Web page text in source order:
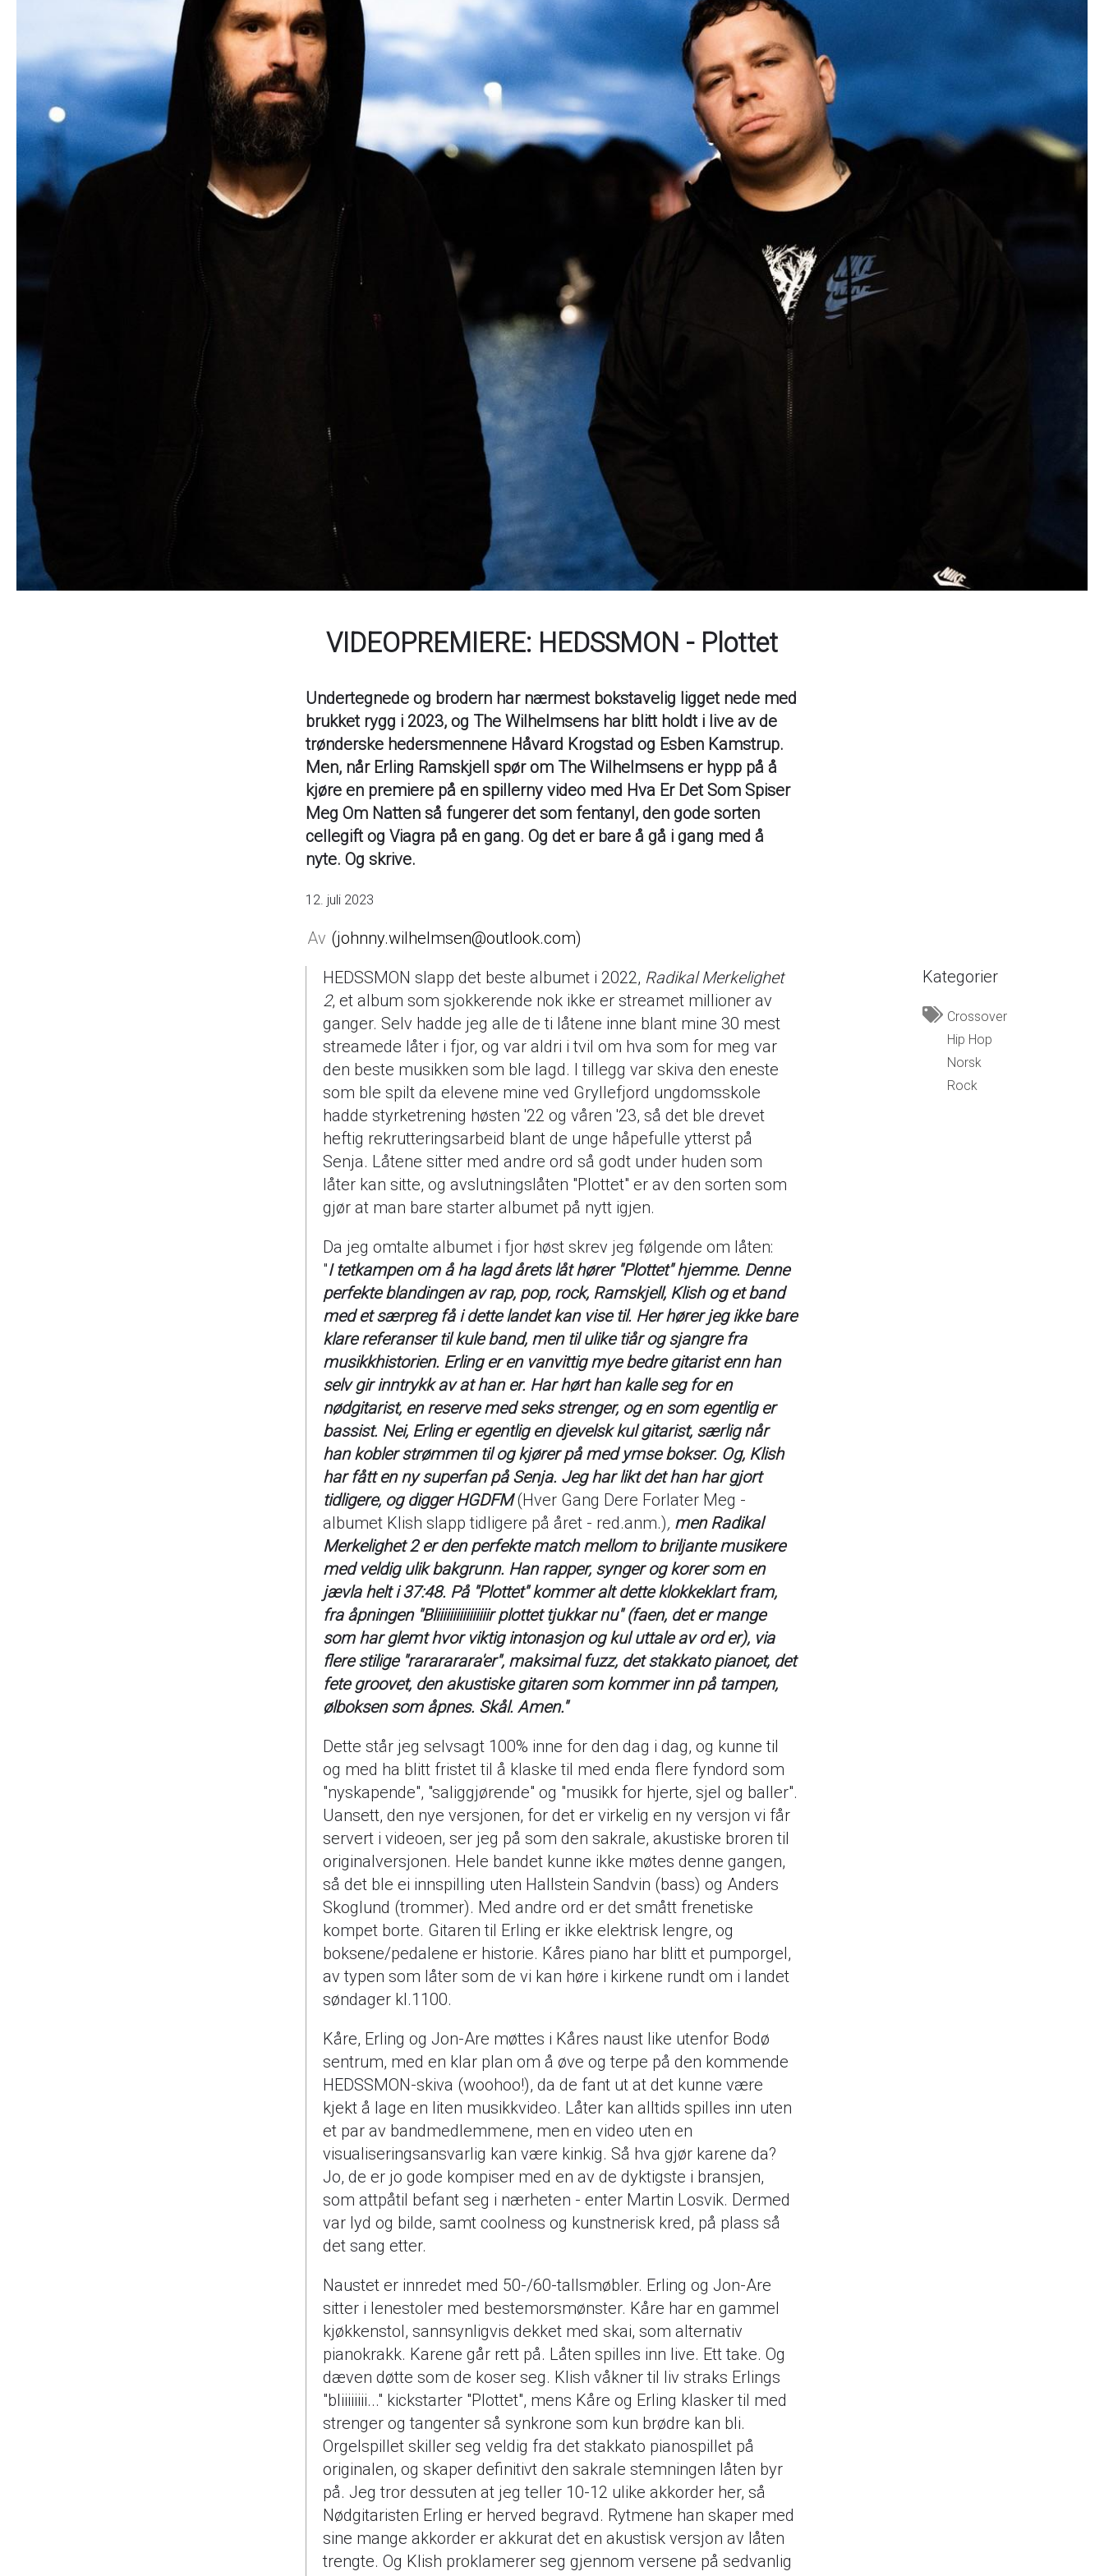
VIDEOPREMIERE: HEDSSMON - Plottet
Undertegnede og brodern har nærmest bokstavelig ligget nede med
brukket rygg i 2023, og The Wilhelmsens har blitt holdt i live av de
trønderske hedersmennene Håvard Krogstad og Esben Kamstrup.
Men, når Erling Ramskjell spør om The Wilhelmsens er hypp på å
kjøre en premiere på en spillerny video med Hva Er Det Som Spiser
Meg Om Natten så fungerer det som fentanyl, den gode sorten
cellegift og Viagra på en gang. Og det er bare å gå i gang med å
nyte. Og skrive.
12. juli 2023
johnny.wilhelmsen@outlook.com
HEDSSMON slapp det beste albumet i 2022, Radikal Merkelighet
2, et album som sjokkerende nok ikke er streamet millioner av
ganger. Selv hadde jeg alle de ti låtene inne blant mine 30 mest
streamede låter i fjor, og var aldri i tvil om hva som for meg var
den beste musikken som ble lagd. I tillegg var skiva den eneste
som ble spilt da elevene mine ved Gryllefjord ungdomsskole
hadde styrketrening høsten '22 og våren '23, så det ble drevet
heftig rekrutteringsarbeid blant de unge håpefulle ytterst på
Senja. Låtene sitter med andre ord så godt under huden som
låter kan sitte, og avslutningslåten "Plottet" er av den sorten som
gjør at man bare starter albumet på nytt igjen.
Da jeg omtalte albumet i fjor høst skrev jeg følgende om låten:
"I tetkampen om å ha lagd årets låt hører "Plottet" hjemme. Denne
perfekte blandingen av rap, pop, rock, Ramskjell, Klish og et band
med et særpreg få i dette landet kan vise til. Her hører jeg ikke bare
klare referanser til kule band, men til ulike tiår og sjangre fra
musikkhistorien. Erling er en vanvittig mye bedre gitarist enn han
selv gir inntrykk av at han er. Har hørt han kalle seg for en
nødgitarist, en reserve med seks strenger, og en som egentlig er
bassist. Nei, Erling er egentlig en djevelsk kul gitarist, særlig når
han kobler strømmen til og kjører på med ymse bokser. Og, Klish
har fått en ny superfan på Senja. Jeg har likt det han har gjort
tidligere, og digger HGDFM(Hver Gang Dere Forlater Meg -
albumet Klish slapp tidligere på året - red.anm.), men Radikal
Merkelighet 2 er den perfekte match mellom to briljante musikere
med veldig ulik bakgrunn. Han rapper, synger og korer som en
jævla helt i 37:48. På "Plottet" kommer alt dette klokkeklart fram,
fra åpningen "Bliiiiiiiiiiiiiiiir plottet tjukkar nu" (faen, det er mange
som har glemt hvor viktig intonasjon og kul uttale av ord er), via
flere stilige "rarararara'er", maksimal fuzz, det stakkato pianoet, det
fete groovet, den akustiske gitaren som kommer inn på tampen,
ølboksen som åpnes. Skål. Amen."
Dette står jeg selvsagt 100% inne for den dag i dag, og kunne til
og med ha blitt fristet til å klaske til med enda flere fyndord som
"nyskapende", "saliggjørende" og "musikk for hjerte, sjel og baller".
Uansett, den nye versjonen, for det er virkelig en ny versjon vi får
servert i videoen, ser jeg på som den sakrale, akustiske broren til
originalversjonen. Hele bandet kunne ikke møtes denne gangen,
så det ble ei innspilling uten Hallstein Sandvin (bass) og Anders
Skoglund (trommer). Med andre ord er det smått frenetiske
kompet borte. Gitaren til Erling er ikke elektrisk lengre, og
boksene/pedalene er historie. Kåres piano har blitt et pumporgel,
av typen som låter som de vi kan høre i kirkene rundt om i landet
søndager kl.1100.
Kåre, Erling og Jon-Are møttes i Kåres naust like utenfor Bodø
sentrum, med en klar plan om å øve og terpe på den kommende
HEDSSMON-skiva (woohoo!), da de fant ut at det kunne være
kjekt å lage en liten musikkvideo. Låter kan alltids spilles inn uten
et par av bandmedlemmene, men en video uten en
visualiseringsansvarlig kan være kinkig. Så hva gjør karene da?
Jo, de er jo gode kompiser med en av de dyktigste i bransjen,
som attpåtil befant seg i nærheten - enter Martin Losvik. Dermed
var lyd og bilde, samt coolness og kunstnerisk kred, på plass så
det sang etter.
Naustet er innredet med 50-/60-tallsmøbler. Erling og Jon-Are
sitter i lenestoler med bestemorsmønster. Kåre har en gammel
kjøkkenstol, sannsynligvis dekket med skai, som alternativ
pianokrakk. Karene går rett på. Låten spilles inn live. Ett take. Og
dæven døtte som de koser seg. Klish våkner til liv straks Erlings
"bliiiiiiii..." kickstarter "Plottet", mens Kåre og Erling klasker til med
strenger og tangenter så synkrone som kun brødre kan bli.
Orgelspillet skiller seg veldig fra det stakkato pianospillet på
originalen, og skaper definitivt den sakrale stemningen låten byr
på. Jeg tror dessuten at jeg teller 10-12 ulike akkorder her, så
Nødgitaristen Erling er herved begravd. Rytmene han skaper med
sine mange akkorder er akkurat det en akustisk versjon av låten
trengte. Og Klish proklamerer seg gjennom versene på sedvanlig
Kategorier
Crossover
Hip Hop
Norsk
Rock